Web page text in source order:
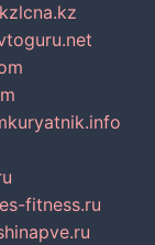
lcna.kz
kuryatnik.info
fitness.ru